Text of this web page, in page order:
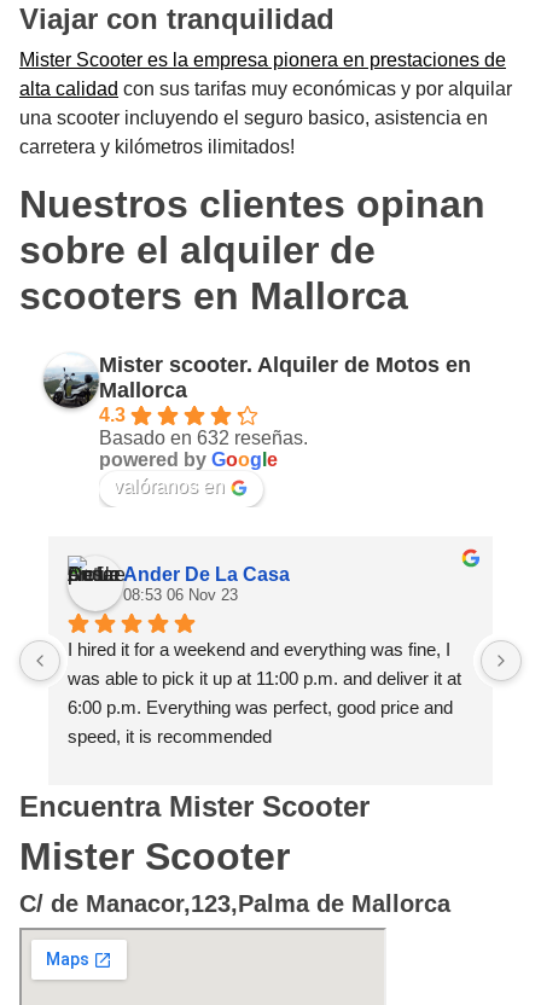
Viajar con tranquilidad
Mister Scooter es la empresa pionera en prestaciones de
alta calidad con sus tarifas muy económicas y por alquilar
una scooter incluyendo el seguro basico, asistencia en
carretera y kilómetros ilimitados!
Nuestros clientes opinan
sobre el alquiler de
scooters en Mallorca
Mister scooter. Alquiler de Motos en
Mallorca
4.3
Basado en 632 reseñas.
powered by Goog e
valóranos en
Ander De La Casa
08:53 06 Nov 23
I hired it for a weekend and everything was fine, I
was able to pick it up at 11:00 p.m. and deliver it at
6:00 p.m. Everything was perfect, good price and
speed, it is recommended
Encuentra Mister Scooter
Mister Scooter
C/ de Manacor,123,Palma de Mallorca